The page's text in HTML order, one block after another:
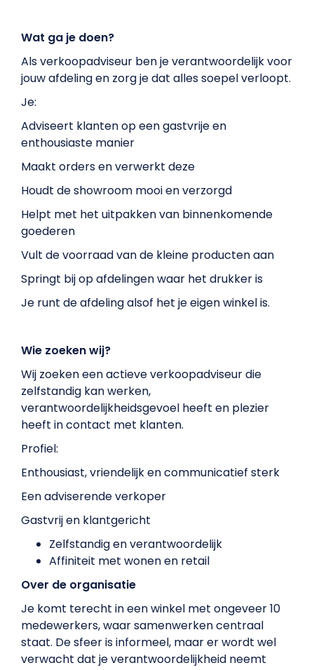
Wat ga je doen?
Als verkoopadviseur ben je verantwoordelijk voor
jouw afdeling en zorg je dat alles soepel verloopt.
Je:
Adviseert klanten op een gastvrije en
enthousiaste manier
Maakt orders en verwerkt deze
Houdt de showroom mooi en verzorgd
Helpt met het uitpakken van binnenkomende
goederen
Vult de voorraad van de kleine producten aan
Springt bij op afdelingen waar het drukker is
Je runt de afdeling alsof het je eigen winkel is.
Wie zoeken wij?
Wij zoeken een actieve verkoopadviseur die
zelfstandig kan werken,
verantwoordelijkheidsgevoel heeft en plezier
heeft in contact met klanten.
Profiel:
Enthousiast, vriendelijk en communicatief sterk
Een adviserende verkoper
Gastvrij en klantgericht
Zelfstandig en verantwoordelijk
Affiniteit met wonen en retail
Over de organisatie
Je komt terecht in een winkel met ongeveer 10
medewerkers, waar samenwerken centraal
staat. De sfeer is informeel, maar er wordt wel
verwacht dat je verantwoordelijkheid neemt